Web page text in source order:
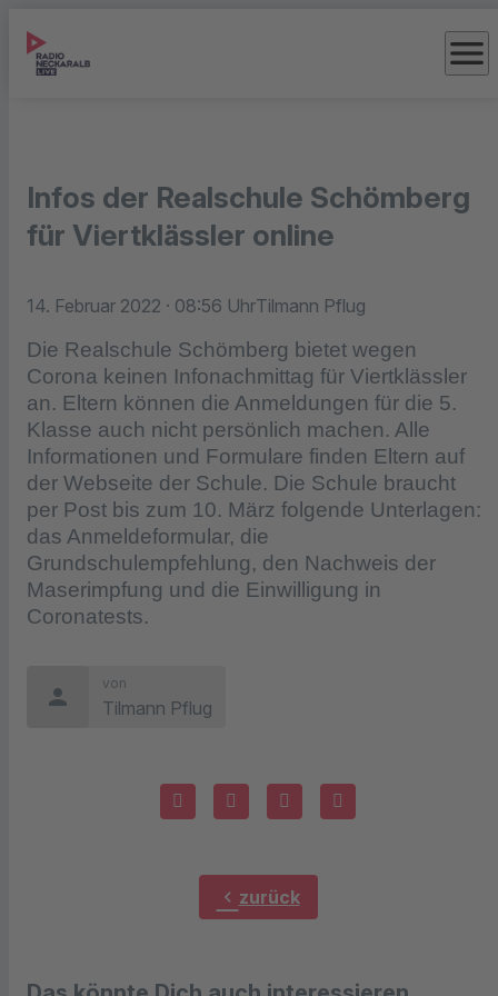
menu
Infos der Realschule Schömberg
für Viertklässler online
14. Februar 2022 · 08:56 UhrTilmann Pflug
Die Realschule Schömberg bietet wegen
Corona keinen Infonachmittag für Viertklässler
an. Eltern können die Anmeldungen für die 5.
Klasse auch nicht persönlich machen. Alle
Informationen und Formulare finden Eltern auf
der Webseite der Schule. Die Schule braucht
per Post bis zum 10. März folgende Unterlagen:
das Anmeldeformular, die
Grundschulempfehlung, den Nachweis der
Maserimpfung und die Einwilligung in
Coronatests.
person
von
Tilmann Pflug
chevron_left zurück